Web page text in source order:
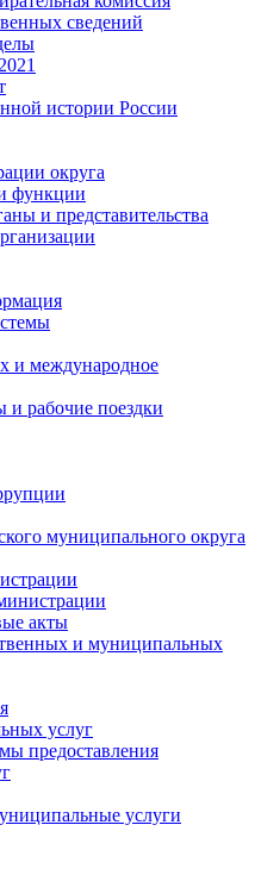
сведений
истории России
округа
функции
и представительства
и международное
рабочие поездки
муниципального округа
акты
и муниципальных
услуг
предоставления
услуги